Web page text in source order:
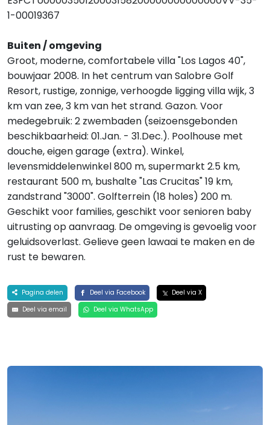
1-00019367
Buiten / omgeving
Groot, moderne, comfortabele villa "Los Lagos 40",
bouwjaar 2008. In het centrum van Salobre Golf
Resort, rustige, zonnige, verhoogde ligging villa wijk, 3
km van zee, 3 km van het strand. Gazon. Voor
medegebruik: 2 zwembaden (seizoensgebonden
beschikbaarheid: 01.Jan. - 31.Dec.). Poolhouse met
douche, eigen garage (extra). Winkel,
levensmiddelenwinkel 800 m, supermarkt 2.5 km,
restaurant 500 m, bushalte "Las Crucitas" 19 km,
zandstrand "3000". Golfterrein (18 holes) 200 m.
Geschikt voor families, geschikt voor senioren baby
uitrusting op aanvraag. De omgeving is gevoelig voor
geluidsoverlast. Gelieve geen lawaai te maken en de
rust te bewaren.
Pagina delen Deel via Facebook
Deel via X
Deel via email
Deel via WhatsApp